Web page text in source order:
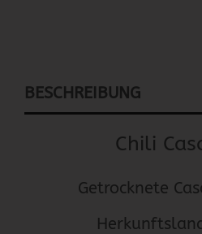
BESCHREIBUNG
Chili
Getrocknete